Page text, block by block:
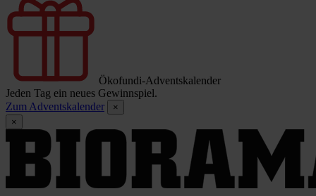
Ökofundi-Adventskalender
Jeden Tag ein neues Gewinnspiel.
Zum Adventskalender
×
×